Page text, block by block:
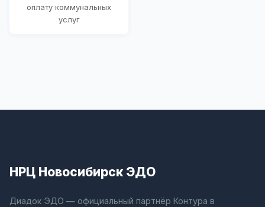
оплату коммунальных
услуг
НРЦ Новосибирск ЭДО
Диадок ЭДО — официальный партнёр Контура в